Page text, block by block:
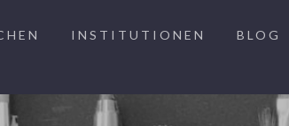
INSTITUTIONEN BLOG